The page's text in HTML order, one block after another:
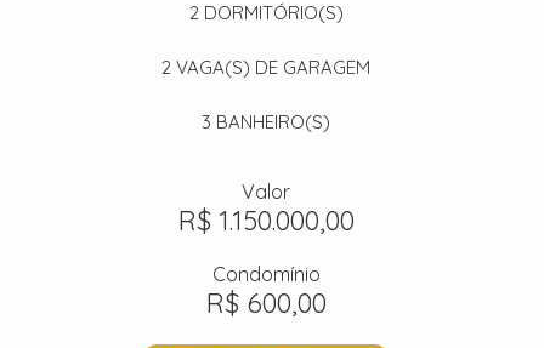
2DORMITÓRIO(S)
2 VAGA(S) DE GARAGEM
3 BANHEIRO(S)
Valor
R$ 1.150.000,00
Condomínio
R$ 600,00